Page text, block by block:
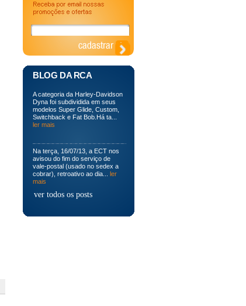
BLOG DA RCA
A categoria da Harley-Davidson
Dyna foi subdividida em seus
modelos Super Glide, Custom,
Switchback e Fat Bob.Há ta...
ler mais
Na terça, 16/07/13, a ECT nos
avisou do fim do serviço de
vale-postal (usado no sedex a
cobrar), retroativo ao dia... ler
mais
ver todos os posts